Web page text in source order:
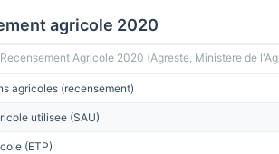
agricole 2020
Agricole 2020 (Agreste, Ministere de
agricoles (recensement)
utilisee (SAU)
(ETP)